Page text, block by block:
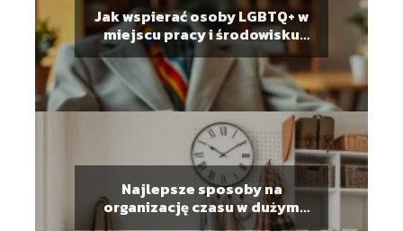
Jak wspierać osoby LGBTQ+ w
miejscu pracy i środowisku
lokalnym?
Najlepsze sposoby na
organizację czasu w dużym
gospodarstwie domowym